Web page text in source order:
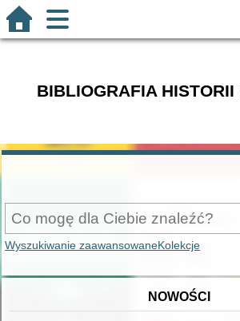
BIBLIOGRAFIA
Wyszukiwanie zaawansowaneKolekcje
NOWOŚCI